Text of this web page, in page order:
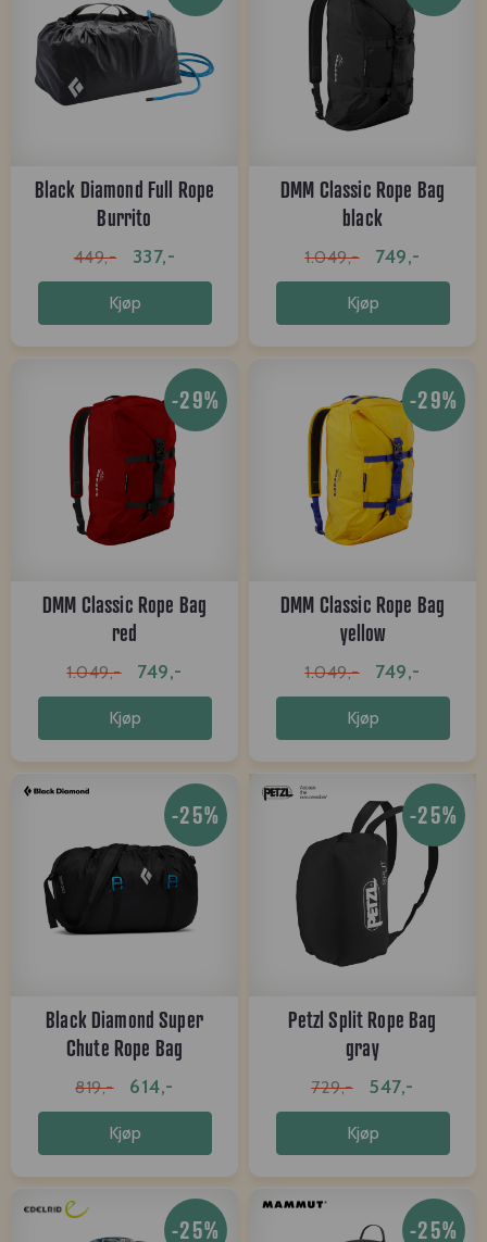
Black Diamond Full Rope
Burrito
449,- 337,-
Kjøp
DMM Classic Rope Bag
black
1.049,- 749,-
Kjøp
-29%
DMM Classic Rope Bag
red
1.049,- 749,-
Kjøp
-29%
DMM Classic Rope Bag
yellow
1.049,- 749,-
Kjøp
-25%
Black Diamond Super
Chute Rope Bag
819,- 614,-
Kjøp
-25%
Petzl Split Rope Bag
gray
729,- 547,-
Kjøp
-25% -25%